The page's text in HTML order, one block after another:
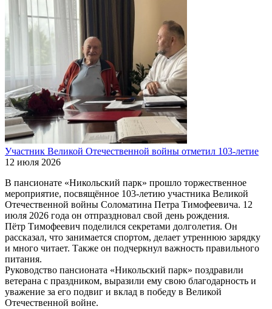
Участник Великой Отечественной войны отметил 103-летие
12 июля 2026
В пансионате «Никольский парк» прошло торжественное
мероприятие, посвящённое 103-летию участника Великой
Отечественной войны Соломатина Петра Тимофеевича. 12
июля 2026 года он отпраздновал свой день рождения.
Пётр Тимофеевич поделился секретами долголетия. Он
рассказал, что занимается спортом, делает утреннюю зарядку
и много читает. Также он подчеркнул важность правильного
питания.
Руководство пансионата «Никольский парк» поздравили
ветерана с праздником, выразили ему свою благодарность и
уважение за его подвиг и вклад в победу в Великой
Отечественной войне.